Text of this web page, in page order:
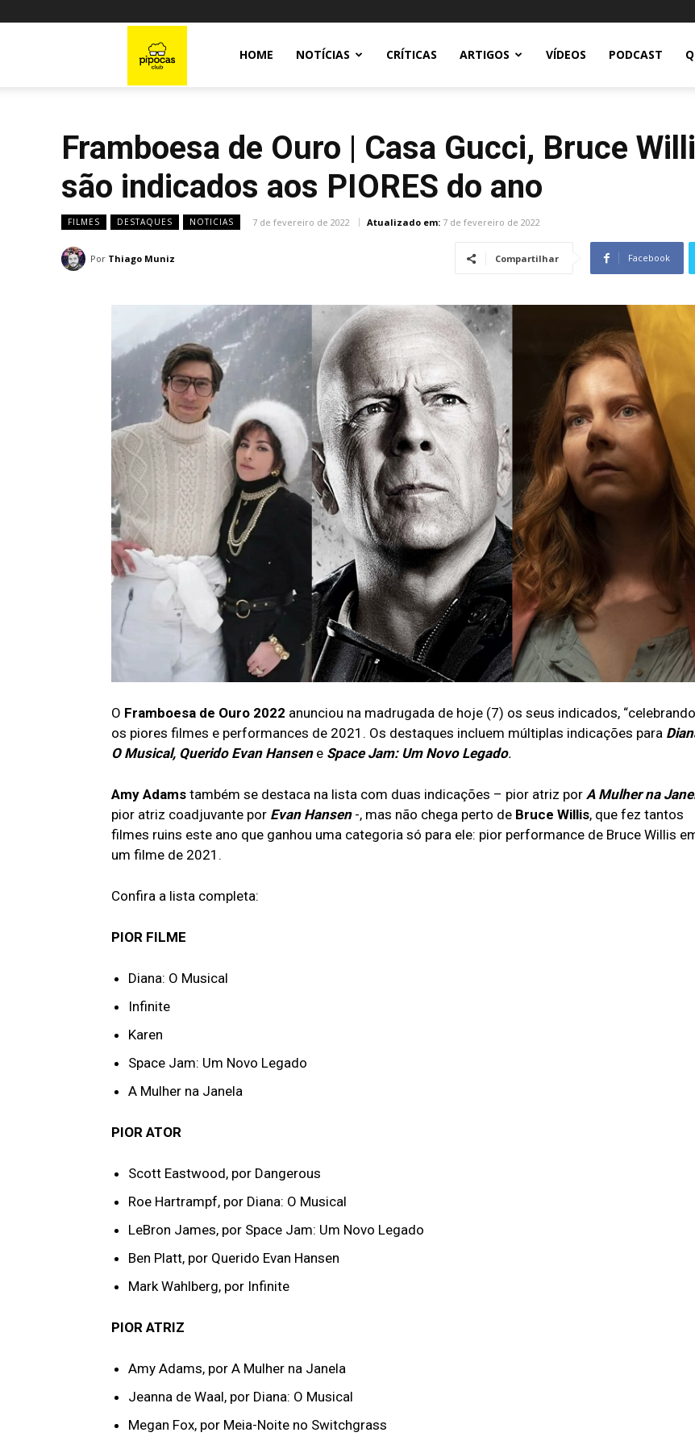
HOME NOTÍCIAS CRÍTICAS ARTIGOS VÍDEOS PODCAST
Framboesa de Ouro | Casa Gucci, Bruce
são indicados aos PIORES do ano
FILMES DESTAQUES NOTICIAS 7 de fevereiro de 2022 Atualizado em: 7 de fevereiro de 2022
Por Thiago Muniz Compartilhar Facebook
O Framboesa de Ouro 2022 anunciou na madrugada de hoje (7) os seus indicados,
os piores filmes e performances de 2021. Os destaques incluem múltiplas indicações para
O Musical, Querido Evan Hansen e Space Jam: Um Novo Legado.
Amy Adams também se destaca na lista com duas indicações – pior atriz por A Mulher na
pior atriz coadjuvante por Evan Hansen-, mas não chega perto de Bruce Willis, que fez tantos
filmes ruins este ano que ganhou uma categoria só para ele: pior performance de Bruce Willis
um filme de 2021.
Confira a lista completa:
PIOR FILME
Diana: O Musical
Infinite
Karen
Space Jam: Um Novo Legado
A Mulher na Janela
PIOR ATOR
Scott Eastwood, por Dangerous
Roe Hartrampf, por Diana: O Musical
LeBron James, por Space Jam: Um Novo Legado
Ben Platt, por Querido Evan Hansen
Mark Wahlberg, por Infinite
PIOR ATRIZ
Amy Adams, por A Mulher na Janela
Jeanna de Waal, por Diana: O Musical
Megan Fox, por Meia-Noite no Switchgrass